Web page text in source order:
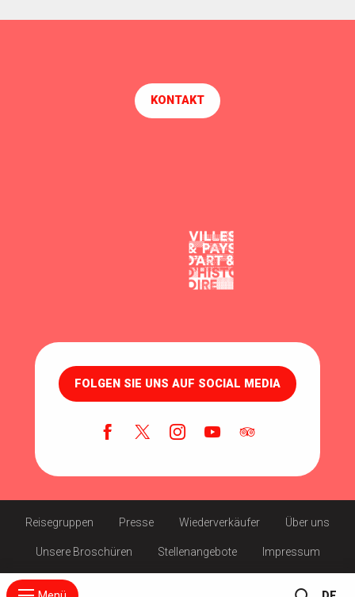
KONTAKT
FOLGEN SIE UNS AUF SOCIAL MEDIA
Reisegruppen Presse Wiederverkäufer Über uns
Unsere Broschüren Stellenangebote Impressum